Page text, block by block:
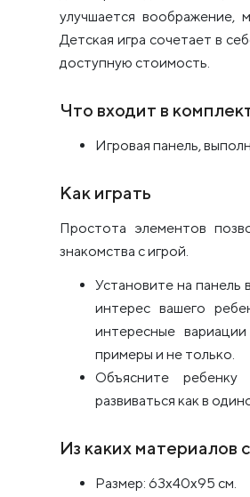
улучшается воображение,
Детская игра сочетает в
доступную стоимость.
Что входит в
Игровая панель,
Как играть
Простота элементов
знакомства с игрой.
Установите на панель
интерес вашего
интересные
примеры и не только.
Объясните
развиваться как в
Из каких материалов
Размер: 63x40x95 см.